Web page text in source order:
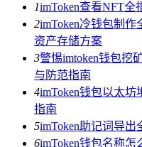
1imToken查看NFT全
2imToken冷钱包制
资产存储方案
3警惕imtoken钱包挖
与防范指南
4imToken钱包以太
指南
5imToken助记词导
6imToken钱包名称